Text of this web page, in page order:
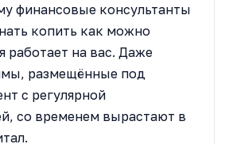
финансовые консультанты
копить как можно
работает на вас. Даже
размещённые под
с регулярной
со временем вырастают в